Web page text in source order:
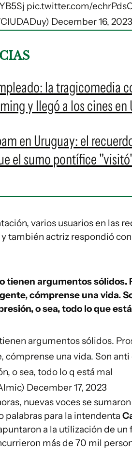
pic.twitter.com/
December 16, 2023
la tragicomedia
y llegó a los cines en
en Uruguay: el
el sumo pontífice
varios usuarios en las
también actriz respondió
tienen argumentos sólidos.
cómprense una vida.
o sea, todo lo que
argumentos sólidos.
cómprense una vida. Son
o sea, todo lo q está mal
December 17, 2023
nuevas voces se
palabras para la intendenta
a la utilización de
más de 70 mil